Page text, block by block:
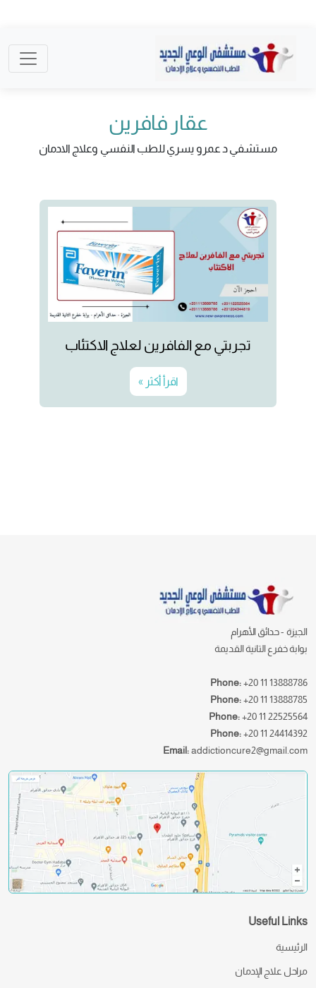
عقار فافرين
مستشفي د عمرو يسري للطب النفسي وعلاج الادمان
تجربتي مع الفافرين لعلاج الاكتئاب
اقرأ أكثر »
الجيزة - حدائق الأهرام
بوابة خفرع التانية القديمة
Phone:+20 11 13888786
Phone:+20 11 13888785
Phone:+20 11 22525564
Phone:+20 11 24414392
Email:addictioncure2@gmail.com
Useful Links
الرئيسية
مراحل علاج الإدمان